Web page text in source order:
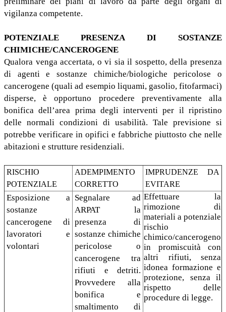
vigilanza competente.
POTENZIALE PRESENZA DI SOSTANZE
CHIMICHE/CANCEROGENE
Qualora venga accertata, o vi sia il sospetto, della presenza
di agenti e sostanze chimiche/biologiche pericolose o
cancerogene (quali ad esempio liquami, gasolio, fitofarmaci)
disperse, è opportuno procedere preventivamente alla
bonifica dell’area prima degli interventi per il ripristino
delle normali condizioni di usabilità. Tale previsione si
potrebbe verificare in opifici e fabbriche piuttosto che nelle
abitazioni e strutture residenziali.
RISCHIO
POTENZIALE
ADEMPIMENTO
CORRETTO
IMPRUDENZE DA
EVITARE
Esposizione a
sostanze
cancerogene di
lavoratori e
volontari
Segnalare ad
ARPAT la
presenza di
sostanze chimiche
pericolose o
cancerogene tra
rifiuti e detriti.
Provvedere alla
bonifica e
smaltimento di
Effettuare la
rimozione di
materiali a potenziale
rischio
chimico/cancerogeno
in promiscuità con
altri rifiuti, senza
idonea formazione e
protezione, senza il
rispetto delle
procedure di legge.